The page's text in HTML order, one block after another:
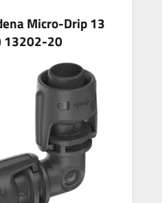
Micro-Drip 13
13202-20